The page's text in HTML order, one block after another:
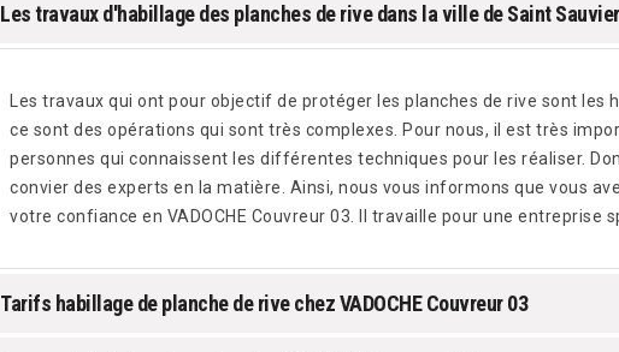
Les travaux d'habillage des planches de rive dans la ville de Saint
Les travaux qui ont pour objectif de protéger les planches de rive sont les
ce sont des opérations qui sont très complexes. Pour nous, il est très
personnes qui connaissent les différentes techniques pour les réaliser.
convier des experts en la matière. Ainsi, nous vous informons que vous
votre confiance en VADOCHE Couvreur 03. Il travaille pour une entreprise
Tarifs habillage de planche de rive chez VADOCHE Couvreur 03